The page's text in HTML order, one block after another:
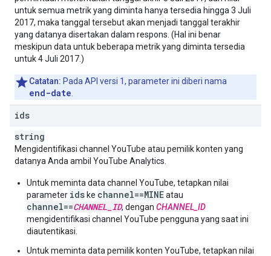
untuk semua metrik yang diminta hanya tersedia hingga 3 Juli
2017, maka tanggal tersebut akan menjadi tanggal terakhir
yang datanya disertakan dalam respons. (Hal ini benar
meskipun data untuk beberapa metrik yang diminta tersedia
untuk 4 Juli 2017.)
Catatan: Pada API versi 1, parameter ini diberi nama
end-date
ids
string
Mengidentifikasi channel YouTube atau pemilik konten yang
datanya Anda ambil YouTube Analytics
Untuk meminta data channel YouTube, tetapkan nilai
parameter ids ke channel==MINEatau
channel==CHANNEL_ID, dengan CHANNEL_ID
mengidentifikasi channel YouTube pengguna yang saat ini
diautentikasi.
Untuk meminta data pemilik konten YouTube, tetapkan nilai